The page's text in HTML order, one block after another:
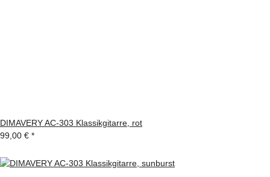
DIMAVERY AC-303 Klassikgitarre, rot
99,00 € *